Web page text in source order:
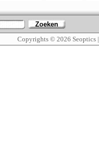
Zoeken
Copyrights © 2026 Seoptics|